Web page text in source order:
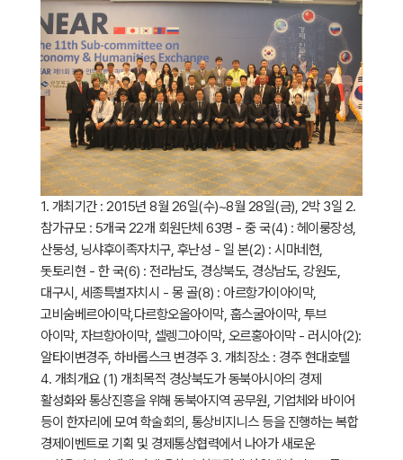
1. 개최기간 : 2015년 8월 26일(수)~8월 28일(금), 2박 3일 2.
참가규모 : 5개국 22개 회원단체 63명 - 중 국(4) : 헤이룽장성,
산둥성, 닝샤후이족자치구, 후난성 - 일 본(2) : 시마네현,
돗토리현 - 한 국(6) : 전라남도, 경상북도, 경상남도, 강원도,
대구시, 세종특별자치시 - 몽 골(8) : 아르항가이아이막,
고비숨베르아이막,다르항오올아이막, 훕스굴아이막, 투브
아이막, 자브항아이막, 셀렝그아이막, 오르홍아이막 - 러시아(2):
알타이변경주, 하바롭스크 변경주 3. 개최장소 : 경주 현대호텔
4. 개최개요 (1) 개최목적 경상북도가 동북아시아의 경제
활성화와 통상진흥을 위해 동북아지역 공무원, 기업체와 바이어
등이 한자리에 모여 학술회의, 통상비지니스 등을 진행하는 복합
경제이벤트로 기획 및 경제통상협력에서 나아가 새로운